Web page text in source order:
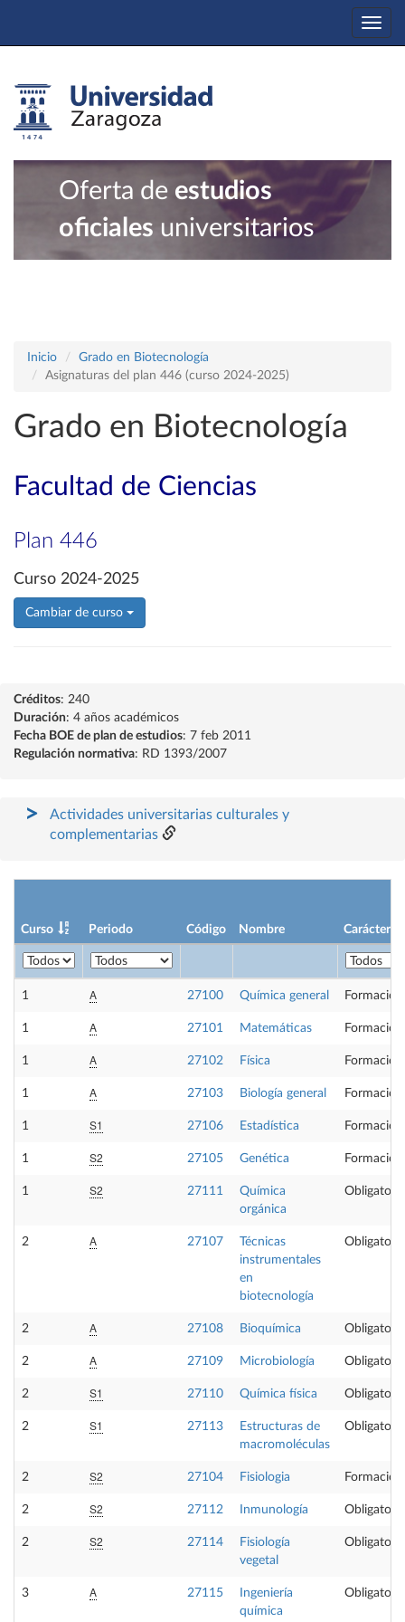
Oferta de estudios
oficiales universitarios
Inicio
Grado en Biotecnología
Asignaturas del plan 446 (curso 2024-2025)
Grado en Biotecnología
Facultad de Ciencias
Plan 446
Curso 2024-2025
Cambiar de curso
Créditos: 240
Duración: 4 años académicos
Fecha BOE de plan de estudios: 7 feb 2011
Regulación normativa: RD 1393/2007
Actividades universitarias culturales y
complementarias
Curso Periodo Código Nombre Carácter
1 A 27100 Química general
1 A 27101 Matemáticas
1 A 27102 Física
1 A 27103 Biología general
1 S1 27106 Estadística
1 S2 27105 Genética
1 S2 27111
Química
orgánica
Obligatoria
2 A 27107
Técnicas
instrumentales
en
biotecnología
Obligatoria
2 A 27108 Bioquímica Obligatoria
2 A 27109 Microbiología Obligatoria
2 S1 27110 Química física Obligatoria
2 S1 27113
Estructuras de
macromoléculas
Obligatoria
2 S2 27104 Fisiologia
2 S2 27112 Inmunología Obligatoria
2 S2 27114
Fisiología
vegetal
Obligatoria
3 A 27115
Ingeniería
química
Obligatoria